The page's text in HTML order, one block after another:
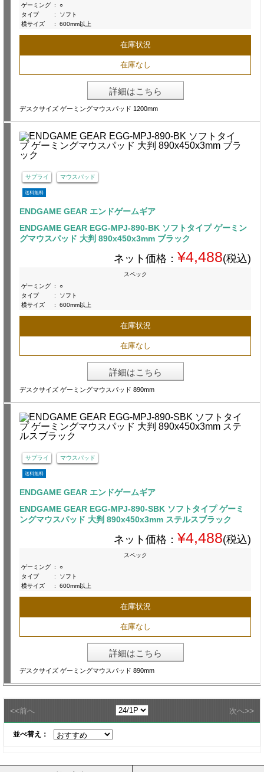
ゲーミング :
○
タイプ
:
ソフト
横サイズ
: 600mm以上
在庫状況
在庫なし
詳細はこちら
デスクサイズ ゲーミングマウスパッド 1200mm
サプライ マウスパッド
送料無料
ENDGAME GEAR エンドゲームギア
ENDGAME GEAR EGG-MPJ-890-BK ソフトタイプ ゲーミン
グマウスパッド 大判 890x450x3mm ブラック
ネット価格： ¥4,488(税込)
スペック
ゲーミング :
○
タイプ
:
ソフト
横サイズ
: 600mm以上
在庫状況
在庫なし
詳細はこちら
デスクサイズ ゲーミングマウスパッド 890mm
サプライ マウスパッド
送料無料
ENDGAME GEAR エンドゲームギア
ENDGAME GEAR EGG-MPJ-890-SBK ソフトタイプ ゲーミ
ングマウスパッド 大判 890x450x3mm ステルスブラック
ネット価格： ¥4,488(税込)
スペック
ゲーミング :
○
タイプ
:
ソフト
横サイズ
: 600mm以上
在庫状況
在庫なし
詳細はこちら
デスクサイズ ゲーミングマウスパッド 890mm
<<前へ 次へ>>
並べ替え：